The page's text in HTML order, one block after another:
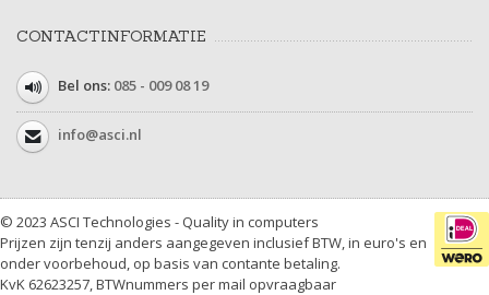
CONTACTINFORMATIE
Bel ons: 085 - 009 08 19
info@asci.nl
© 2023 ASCI Technologies - Quality in computers
Prijzen zijn tenzij anders aangegeven inclusief BTW, in euro's en
onder voorbehoud, op basis van contante betaling.
KvK 62623257, BTWnummers per mail opvraagbaar